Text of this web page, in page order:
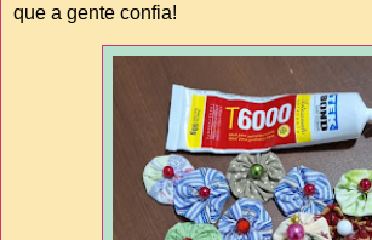
que a gente confia!